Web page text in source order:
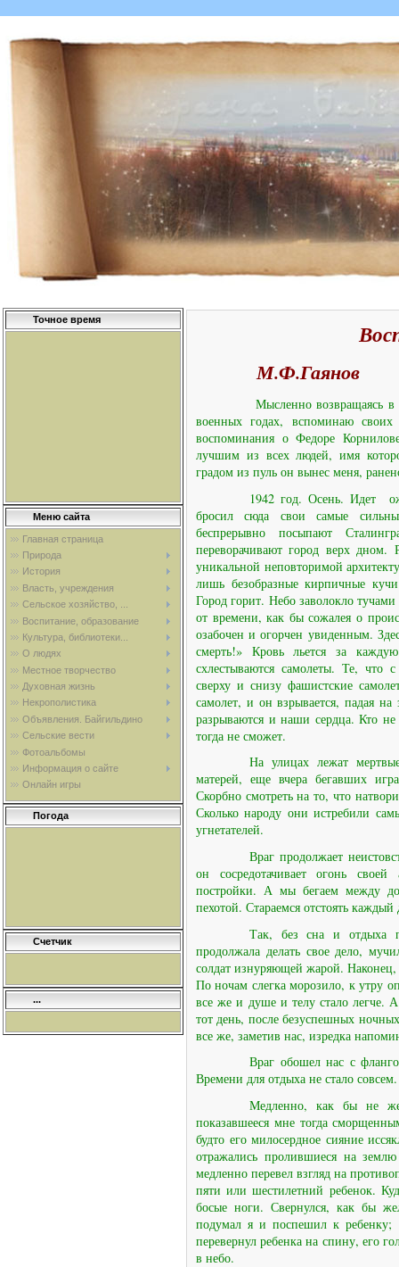
Точное время
Меню сайта
Главная страница
Природа
История
Власть, учреждения
Сельское хозяйство, ...
Воспитание, образование
Культура, библиотеки...
О людях
Местное творчество
Духовная жизнь
Некрополистика
Объявления. Байгильдино
Сельские вести
Фотоальбомы
Информация о сайте
Онлайн игры
Погода
Счетчик
...
М.Ф.Гаянов
Мысленно возвращаясь
военных годах, вспоминаю
воспоминания о Федоре
лучшим из всех людей, имя
градом из пуль он вынес меня,
1942 год. Осень. Идет
бросил сюда свои самые
беспрерывно посыпают
переворачивают город верх
уникальной неповторимой
лишь безобразные кирпичные
Город горит. Небо заволокло
от времени, как бы сожалея о
озабочен и огорчен увиденным.
смерть!» Кровь льется за
схлестываются самолеты. Те, что
сверху и снизу фашистские
самолет, и он взрывается, падая
разрываются и наши сердца. Кто
тогда не сможет.
На улицах лежат
матерей, еще вчера бегавших
Скорбно смотреть на то, что
Сколько народу они истребили
угнетателей.
Враг продолжает
он сосредотачивает огонь
постройки. А мы бегаем между
пехотой. Стараемся отстоять
Так, без сна и отдыха
продолжала делать свое дело,
солдат изнуряющей жарой.
По ночам слегка морозило, к утру
все же и душе и телу стало легче.
тот день, после безуспешных
все же, заметив нас, изредка
Враг обошел нас с
Времени для отдыха не стало совсем.
Медленно, как бы не
показавшееся мне тогда
будто его милосердное сияние
отражались пролившиеся на
медленно перевел взгляд на
пяти или шестилетний ребенок.
босые ноги. Свернулся, как бы
подумал я и поспешил к ребенку;
перевернул ребенка на спину, его
в небо.